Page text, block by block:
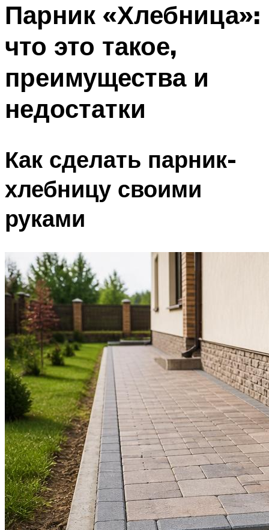
Парник «Хлебница»:
что это такое,
преимущества и
недостатки
Как сделать парник-
хлебницу своими
руками